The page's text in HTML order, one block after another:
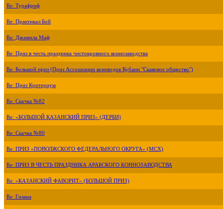
Re: Турафриф
Re: Практикал Бой
Re: Джамила Маф
Re: Приз в честь праздника чистокровного коннозаводства
Re: Большой приз (Приз Ассоциации коневодов Кубани "Скаковое общество")
Re: Приз Критериум
Re: Скачка №82
Re: «БОЛЬШОЙ КАЗАНСКИЙ ПРИЗ» (ДЕРБИ)
Re: Скачка №80
Re: ПРИЗ «ПОВОЛЖСКОГО ФЕДЕРАЛЬНОГО ОКРУГА» (МСХ)
Re: ПРИЗ В ЧЕСТЬ ПРАЗДНИКА АРАБСКОГО КОННОЗАВОДСТВА
Re: «КАЗАНСКИЙ ФАВОРИТ» (БОЛЬШОЙ ПРИЗ)
Re: Гизана